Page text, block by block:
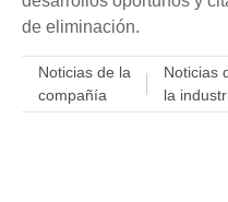
de eliminación.
Noticias de la
compañía
Noticias
la